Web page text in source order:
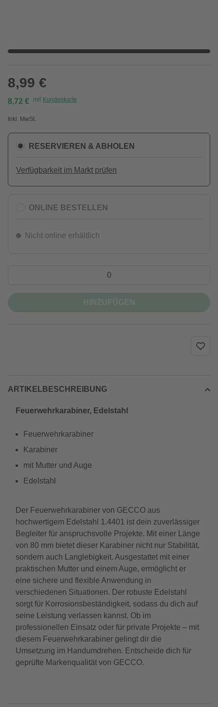
8,99 €
8,72 € mit Kundenkarte
Inkl. MwSt.
RESERVIEREN & ABHOLEN
Verfügbarkeit im Markt prüfen
ONLINE BESTELLEN
Nicht online erhältlich
ARTIKELBESCHREIBUNG
Feuerwehrkarabiner, Edelstahl
Feuerwehrkarabiner
Karabiner
mit Mutter und Auge
Edelstahl
Der Feuerwehrkarabiner von GECCO aus
hochwertigem Edelstahl 1.4401 ist dein zuverlässiger
Begleiter für anspruchsvolle Projekte. Mit einer Länge
von 80 mm bietet dieser Karabiner nicht nur Stabilität,
sondern auch Langlebigkeit. Ausgestattet mit einer
praktischen Mutter und einem Auge, ermöglicht er
eine sichere und flexible Anwendung in
verschiedenen Situationen. Der robuste Edelstahl
sorgt für Korrosionsbeständigkeit, sodass du dich auf
seine Leistung verlassen kannst. Ob im
professionellen Einsatz oder für private Projekte – mit
diesem Feuerwehrkarabiner gelingt dir die
Umsetzung im Handumdrehen. Entscheide dich für
geprüfte Markenqualität von GECCO.